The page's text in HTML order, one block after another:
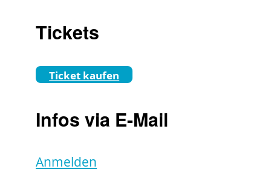
Tickets
Ticket kaufen
Infos via E-Mail
Anmelden